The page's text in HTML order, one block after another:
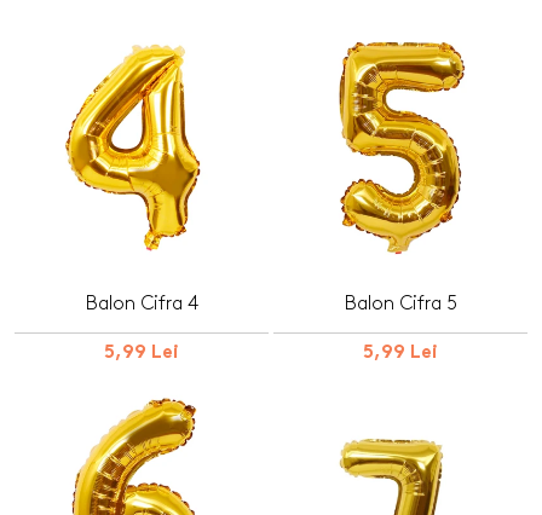
Balon Cifra 4
5,99 Lei
Balon Cifra 5
5,99 Lei